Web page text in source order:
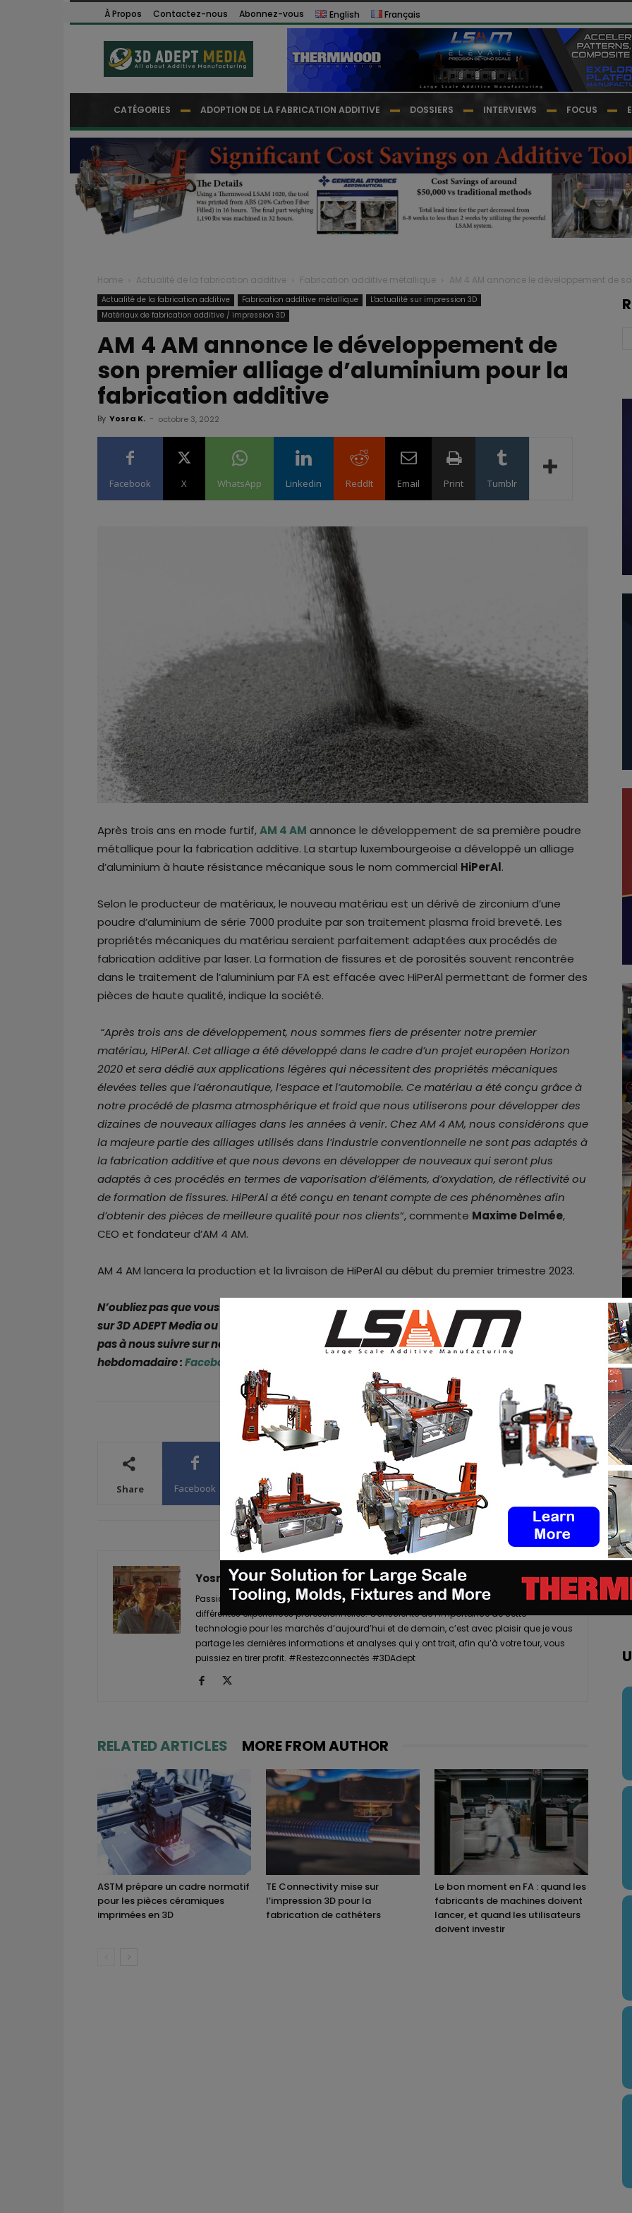
À Propos Contactez-nous Abonnez-vous English Français
CATÉGORIES ADOPTION DE LA FABRICATION ADDITIVE DOSSIERS INTERVIEWS FOCUS
Home Actualité de la fabrication additive Fabrication additive métallique AM 4 AM annonce le développement de
Actualité de la fabrication additive Fabrication additive métallique
L'actualité sur impression 3D
Matériaux de fabrication additive / impression 3D
AM 4 AM annonce le développement de
son premier alliage d’aluminium pour la
fabrication additive
By Yosra K. - octobre 3, 2022
Facebook X WhatsApp Linkedin ReddIt Email Print Tumblr
Après trois ans en mode furtif,AM 4 AM annonce le développement de sa première poudre
métallique pour la fabrication additive. La startup luxembourgeoise a développé un alliage
d’aluminium à haute résistance mécanique sous le nom commercial HiPerAl.
Selon le producteur de matériaux, le nouveau matériau est un dérivé de zirconium d’une
poudre d’aluminium de série 7000 produite par son traitement plasma froid breveté. Les
propriétés mécaniques du matériau seraient parfaitement adaptées aux procédés de
fabrication additive par laser. La formation de fissures et de porosités souvent rencontrée
dans le traitement de l’aluminium par FA est effacée avec HiPerAl permettant de former des
pièces de haute qualité, indique la société.
“Après trois ans de développement, nous sommes fiers de présenter notre premier
matériau, HiPerAl. Cet alliage a été développé dans le cadre d’un projet européen Horizon
2020 et sera dédié aux applications légères qui nécessitent des propriétés mécaniques
élevées telles que l’aéronautique, l’espace et l’automobile. Ce matériau a été conçu grâce à
notre procédé de plasma atmosphérique et froid que nous utiliserons pour développer des
dizaines de nouveaux alliages dans les années à venir. Chez AM 4 AM, nous considérons que
la majeure partie des alliages utilisés dans l’industrie conventionnelle ne sont pas adaptés à
la fabrication additive et que nous devons en développer de nouveaux qui seront plus
adaptés à ces procédés en termes de vaporisation d’éléments, d’oxydation, de réflectivité ou
de formation de fissures. HiPerAl a été conçu en tenant compte de ces phénomènes afin
d’obtenir des pièces de meilleure qualité pour nos clients“, commente Maxime Delmée,
CEO et fondateur d’AM 4 AM.
AM 4 AM lancera la production et la livraison de HiPerAl au début du premier trimestre 2023.
N’oubliez pas que vous pouvez poster gratuitementles offres d’emploi de l’industrie de la FA
sur 3D ADEPT Media ou
rechercher un emploi via notre tableau d’offres d’emploi. N’hésitez
pas à nous suivre sur nos réseaux sociaux et à vous inscrire à notre newsletter
hebdomadaire :Facebook
Share Facebook WhatsApp Linkedin ReddIt Email
Yosra K.
Passionnée de nouvelles technologies, j’ai découvert l’impression 3D à travers
différentes expériences professionnelles. Consciente de l’importance de cette
technologie pour les marchés d’aujourd’hui et de demain, c’est avec plaisir que je vous
partage les dernières informations et analyses qui y ont trait, afin qu’à votre tour, vous
puissiez en tirer profit. #Restezconnectés #3DAdept
RELATED ARTICLES MORE FROM AUTHOR
ASTM prépare un cadre normatif
pour les pièces céramiques
imprimées en 3D
TE Connectivity mise sur
l’impression 3D pour la
fabrication de cathéters
Le bon moment en FA : quand les
fabricants de machines doivent
lancer, et quand les utilisateurs
doivent investir